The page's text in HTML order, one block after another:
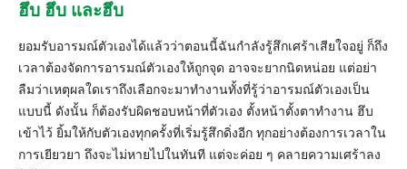
ฮึบ ฮึบ และฮึบ
ยอมรับอารมณ์ตัวเองได้แล้วว่าตอนนี้ฉันกำลังรู้สึกเศร้าเสียใจอยู่ ก็ถึง
เวลาต้องจัดการอารมณ์ตัวเองให้ถูกจุด อาจจะยากนิดหน่อย แต่อย่า
ลืมว่าเหตุผลใดเราถึงเลือกจะมาทำงานทั้งที่รู้ว่าอารมณ์ตัวเองเป็น
แบบนี้ ดังนั้น ก็ต้องรับผิดชอบหน้าที่ตัวเอง ตั้งหน้าตั้งตาทำงาน ฮึบ
เข้าไว้ ยิ้มให้กับตัวเองทุกครั้งที่เริ่มรู้สึกดิ่งอีก ทุกอย่างต้องการเวลาใน
การเยียวยา ถึงจะไม่หายไปในทันที แต่จะค่อย ๆ คลายความเศร้าลง